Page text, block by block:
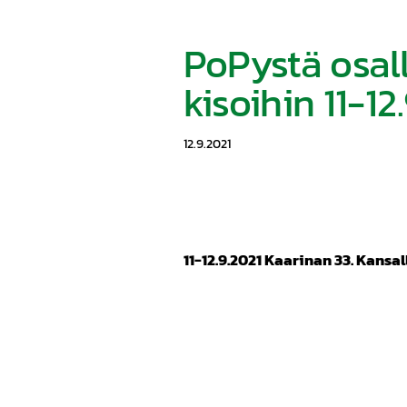
PoPystä
kisoihin 11-
12.9.2021
11-12.9.2021 Kaarinan 33.